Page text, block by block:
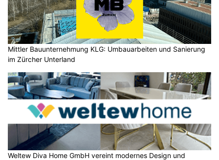
Mittler Bauunternehmung KLG: Umbauarbeiten und Sanierung
im Zürcher Unterland
Weltew Diva Home GmbH vereint modernes Design und